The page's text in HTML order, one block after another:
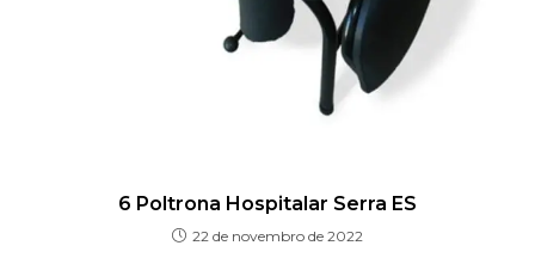
6 Poltrona Hospitalar Serra ES
22 de novembro de 2022